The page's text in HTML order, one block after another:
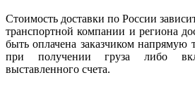
Стоимость доставки по России
транспортной компании и региона
быть оплачена заказчиком напрямую
при получении груза либо
выставленного счета.